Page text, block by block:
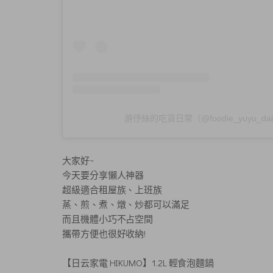
大家好~
今天要分享懶人神器
超級適合租屋族、上班族
蒸、煎、煮、燉、炒都可以滿足
而且機體小巧不占空間
攜帶方便也很好收納!
【日云家電 HIKUMO】1.2L 輕食泡麵鍋